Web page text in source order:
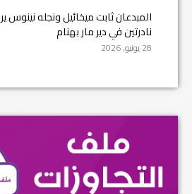
المبدعان ثابت ميخائيل ونجله نينوس
نادرتين في دير مار بهنام
28 يونيو, 2026